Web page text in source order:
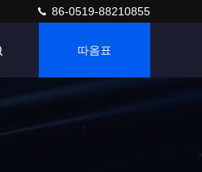
86-0519-88210855
따옴표